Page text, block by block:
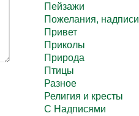
Пейзажи
Пожелания, надписи
Привет
Приколы
Природа
Птицы
Разное
Религия и кресты
С Надписями